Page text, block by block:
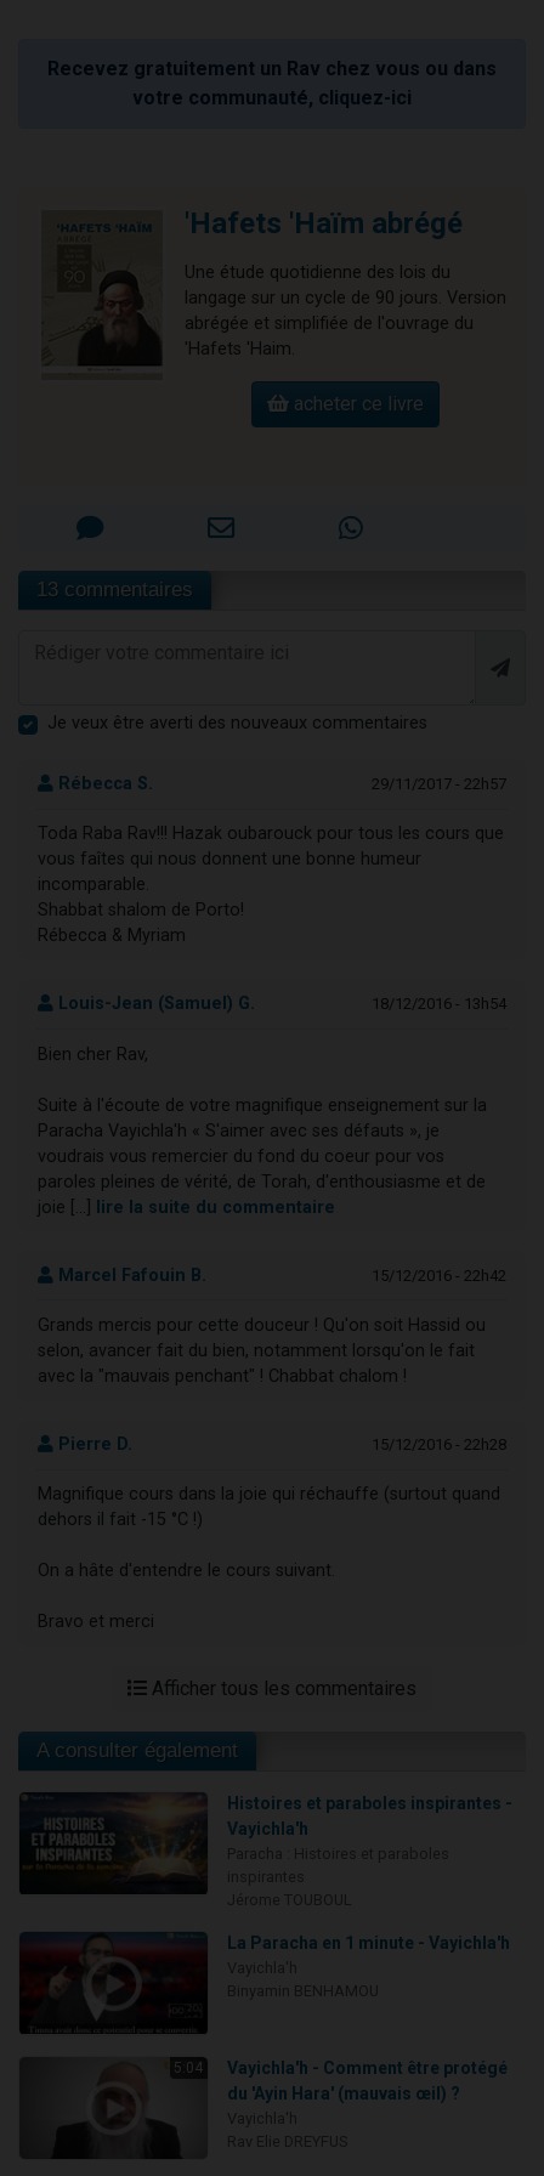
Recevez gratuitement un Rav chez vous ou dans
votre communauté, cliquez-ici
'Hafets 'Haïm abrégé
Une étude quotidienne des lois du
langage sur un cycle de 90 jours. Version
abrégée et simplifiée de l'ouvrage du
'Hafets 'Haim.
acheter ce livre
13 commentaires
Je veux être averti des nouveaux commentaires
Rébecca S. 29/11/2017 - 22h57
Toda Raba Rav!!! Hazak oubarouck pour tous les cours que
vous faîtes qui nous donnent une bonne humeur
incomparable.
Shabbat shalom de Porto!
Rébecca & Myriam
Louis-Jean (Samuel) G. 18/12/2016 - 13h54
Bien cher Rav,
Suite à l'écoute de votre magnifique enseignement sur la
Paracha Vayichla'h « S'aimer avec ses défauts », je
voudrais vous remercier du fond du coeur pour vos
paroles pleines de vérité, de Torah, d'enthousiasme et de
joie [...]
lire la suite du commentaire
Marcel Fafouin B. 15/12/2016 - 22h42
Grands mercis pour cette douceur ! Qu'on soit Hassid ou
selon, avancer fait du bien, notamment lorsqu'on le fait
avec la "mauvais penchant" ! Chabbat chalom !
Pierre D. 15/12/2016 - 22h28
Magnifique cours dans la joie qui réchauffe (surtout quand
dehors il fait -15 °C !)
On a hâte d'entendre le cours suivant.
Bravo et merci
Afficher tous les commentaires
A consulter également
Histoires et paraboles inspirantes -
Vayichla'h
La Paracha en 1 minute - Vayichla'h
5:04
Vayichla'h - Comment être protégé
du 'Ayin Hara' (mauvais œil) ?